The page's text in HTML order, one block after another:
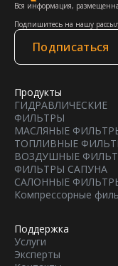
Вся информация,
Подпишитесь на нашу
Подписаться
Продукты
ГИДРАВЛИЧЕСКИЕ
ФИЛЬТРЫ
МАСЛЯНЫЕ
ТОПЛИВНЫЕ
ВОЗДУШНЫЕ
ФИЛЬТРЫ САПУНА
САЛОННЫЕ
Компрессорные
Поддержка
Услуги
Эксперты